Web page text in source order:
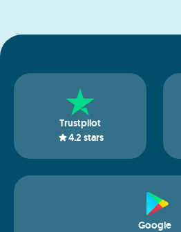
Trustpilot
4.2 stars
Google